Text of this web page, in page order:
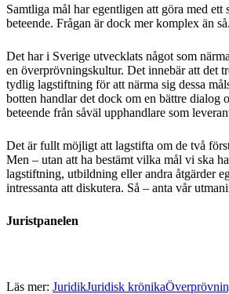
Samtliga mål har egentligen att göra med ett
beteende. Frågan är dock mer komplex än så.
Det har i Sverige utvecklats något som
en överprövningskultur. Det innebär att det
tydlig lagstiftning för att närma sig dessa
botten handlar det dock om en bättre dialog
beteende från såväl upphandlare som
Det är fullt möjligt att lagstifta om de två
Men – utan att ha bestämt vilka mål vi ska
lagstiftning, utbildning eller andra åtgärder
intressanta att diskutera. Så – anta vår
Juristpanelen
Läs mer: JuridikJuridisk krönika